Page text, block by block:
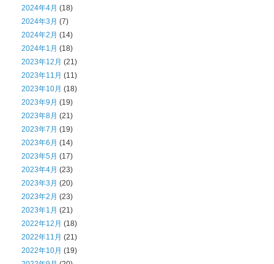
2024年4月 (18)
2024年3月 (7)
2024年2月 (14)
2024年1月 (18)
2023年12月 (21)
2023年11月 (11)
2023年10月 (18)
2023年9月 (19)
2023年8月 (21)
2023年7月 (19)
2023年6月 (14)
2023年5月 (17)
2023年4月 (23)
2023年3月 (20)
2023年2月 (23)
2023年1月 (21)
2022年12月 (18)
2022年11月 (21)
2022年10月 (19)